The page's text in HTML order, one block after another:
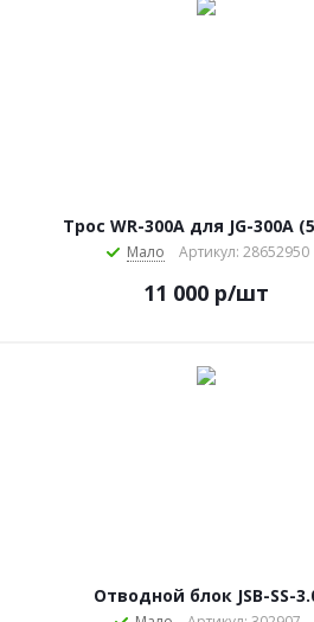
Трос WR-300А для JG-300A
Мало Артикул: 28652950
11 000 р/шт
Отводной блок JSB-SS-